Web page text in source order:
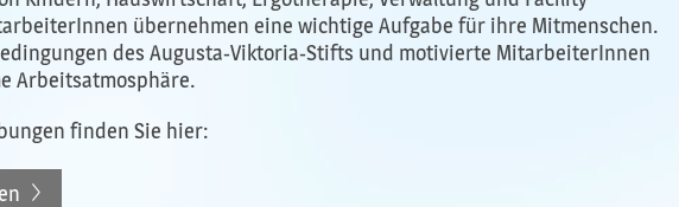
übernehmen eine wichtige Aufgabe für ihre Mitmenschen.
des Augusta-Viktoria-Stifts und motivierte MitarbeiterInnen
Arbeitsatmosphäre.
finden Sie hier: